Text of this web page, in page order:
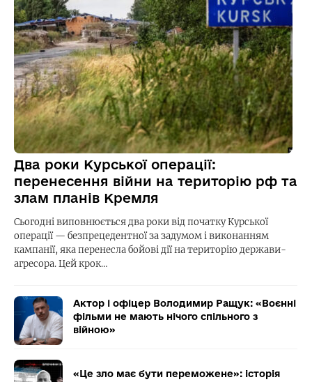
Два роки Курської операції:
перенесення війни на територію рф та
злам планів Кремля
Сьогодні виповнюється два роки від початку Курської
операції — безпрецедентної за задумом і виконанням
кампанії, яка перенесла бойові дії на територію держави-
агресора. Цей крок…
Актор і офіцер Володимир Ращук: «Воєнні
фільми не мають нічого спільного з
війною»
«Це зло має бути переможене»: історія